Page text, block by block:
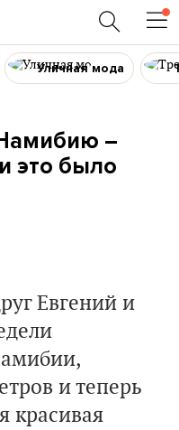
Уличная мода
–
это было
Евгений и
и теперь
красивая